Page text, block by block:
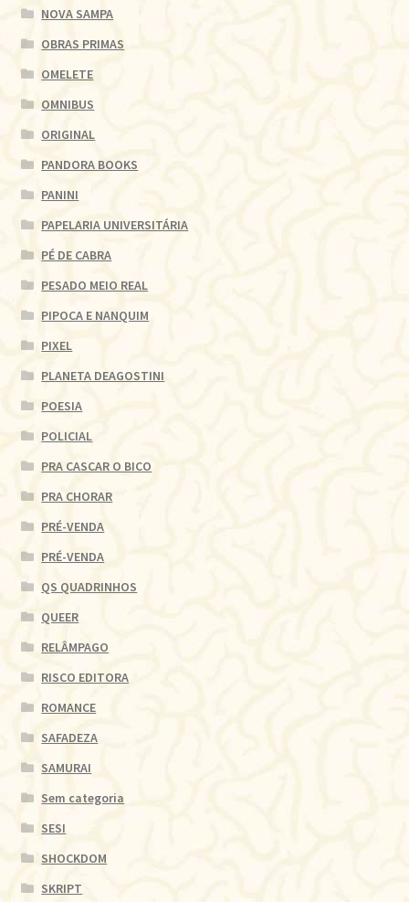
NOVA SAMPA
OBRAS PRIMAS
OMELETE
OMNIBUS
ORIGINAL
PANDORA BOOKS
PANINI
PAPELARIA UNIVERSITÁRIA
PÉ DE CABRA
PESADO MEIO REAL
PIPOCA E NANQUIM
PIXEL
PLANETA DEAGOSTINI
POESIA
POLICIAL
PRA CASCAR O BICO
PRA CHORAR
PRÉ-VENDA
PRÉ-VENDA
QS QUADRINHOS
QUEER
RELÂMPAGO
RISCO EDITORA
ROMANCE
SAFADEZA
SAMURAI
Sem categoria
SESI
SHOCKDOM
SKRIPT